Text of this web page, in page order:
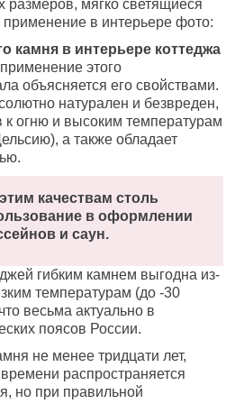
мягко светящиеся
применение в интерьере фото:
камня в интерьере коттеджа
этого
объясняется его свойствами.
натурален и безвреден,
к огню и высоким температурам
а также обладает
качествам столь
в оформлении
и саун.
гибким камнем выгодна из-
температурам (до -30
весьма актуально в
поясов России.
не менее тридцати лет,
распространяется
но при правильной